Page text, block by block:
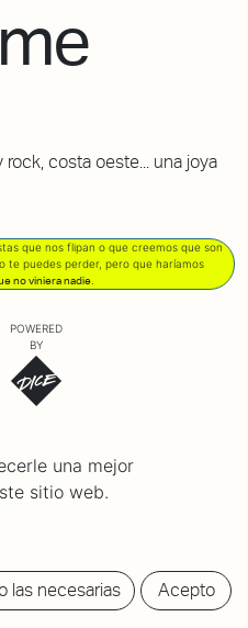
costa oeste... una joya
que nos flipan o que creemos que son
te puedes perder, pero que haríamos
no viniera nadie.
POWERED
BY
una mejor
sitio web.
las necesarias Acepto